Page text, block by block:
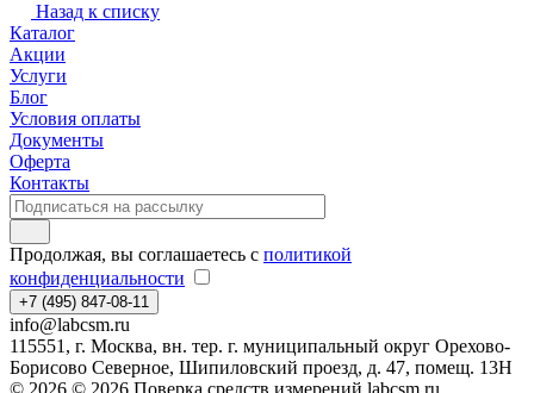
Назад к списку
Каталог
Акции
Услуги
Блог
Условия оплаты
Документы
Оферта
Контакты
Продолжая, вы соглашаетесь с политикой
конфиденциальности
+7 (495) 847-08-11
info@labcsm.ru
115551, г. Москва, вн. тер. г. муниципальный округ Орехово-
Борисово Северное, Шипиловский проезд, д. 47, помещ. 13Н
© 2026 © 2026 Поверка средств измерений labcsm.ru